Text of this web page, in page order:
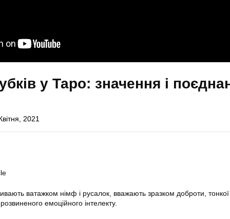
у Таро: значення і
2021
ватажком німф і русалок, вважають зразком доброти,
розвиненого емоційного інтелекту.